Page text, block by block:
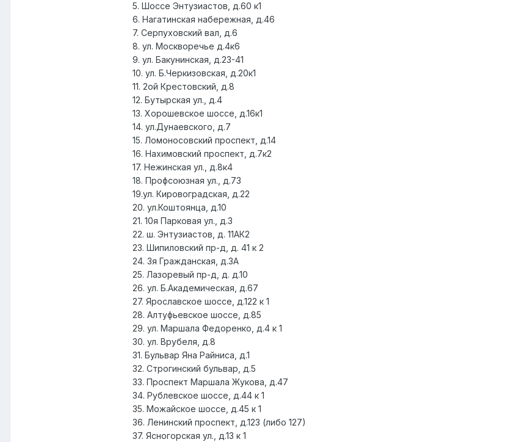
5. Шоссе Энтузиастов, д.60 к1
6. Нагатинская набережная, д.46
7. Серпуховский вал, д.6
8. ул. Москворечье д.4к6
9. ул. Бакунинская, д.23-41
10. ул. Б.Черкизовская, д.20к1
11. 2ой Крестовский, д.8
12. Бутырская ул., д.4
13. Хорошевское шоссе, д.16к1
14. ул.Дунаевского, д.7
15. Ломоносовский проспект, д.14
16. Нахимовский проспект, д.7к2
17. Нежинская ул., д.8к4
18. Профсоюзная ул., д.73
19.ул. Кировоградская, д.22
20. ул.Коштоянца, д.10
21. 10я Парковая ул., д.3
22. ш. Энтузиастов, д. 11АК2
23. Шипиловский пр-д, д. 41 к 2
24. 3я Гражданская, д.3А
25. Лазоревый пр-д, д. д.10
26. ул. Б.Академическая, д.67
27. Ярославское шоссе, д.122 к 1
28. Алтуфьевское шоссе, д.85
29. ул. Маршала Федоренко, д.4 к 1
30. ул. Врубеля, д.8
31. Бульвар Яна Райниса, д.1
32. Строгинский бульвар, д.5
33. Проспект Маршала Жукова, д.47
34. Рублевское шоссе, д.44 к 1
35. Можайское шоссе, д.45 к 1
36. Ленинский проспект, д.123 (либо 127)
37. Ясногорская ул., д.13 к 1